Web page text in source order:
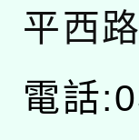
平西
電話